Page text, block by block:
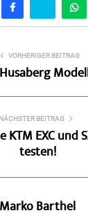
VORHERIGER BEITRAG
NÄCHSTER BEITRAG
KTM EXC und
testen!
Marko Barthel